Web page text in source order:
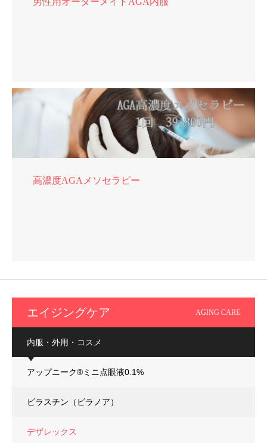
高濃度AGAメソセラピー
エイジングケア AGING CARE
内服・外用・コスメ
アップニーク®ミニ点眼液0.1%
ビラスチン（ビラノア）
デザレックス